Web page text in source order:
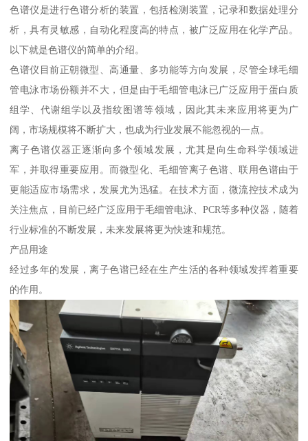
色谱仪是进行色谱分析的装置，包括检测装置，记录和数据处理分
析，具有灵敏感，自动化程度高的特点，被广泛应用在化学产品。
以下就是色谱仪的简单的介绍。
色谱仪目前正朝微型、高通量、多功能等方向发展，尽管全球毛细
管电泳市场份额并不大，但是由于毛细管电泳已广泛应用于蛋白质
组学、代谢组学以及指纹图谱等领域，因此其未来应用将更为广
阔，市场规模将不断扩大，也成为行业发展不能忽视的一点。
离子色谱仪器正逐渐向多个领域发展，尤其是向生命科学领域进
军，并取得重要应用。而微型化、毛细管离子色谱、联用色谱由于
更能适应市场需求，发展尤为迅猛。在技术方面，微流控技术成为
关注焦点，目前已经广泛应用于毛细管电泳、PCR等多种仪器，随着
行业标准的不断发展，未来发展将更为快速和规范。
产品用途
经过多年的发展，离子色谱已经在生产生活的各种领域发挥着重要
的作用。